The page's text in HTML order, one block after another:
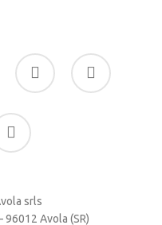
whatsapp tiktok
srls
Avola (SR)